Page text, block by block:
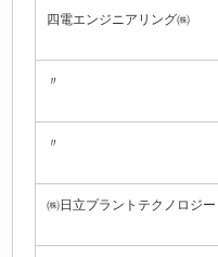
四電エンジニアリング㈱
〃
〃
㈱日立プラントテクノロジー